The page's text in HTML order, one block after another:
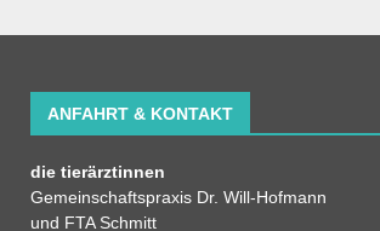
ANFAHRT & KONTAKT
die tierärztinnen
Gemeinschaftspraxis Dr. Will-Hofmann
und FTA Schmitt